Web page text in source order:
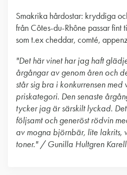
Smakrika hårdostar: kryddiga
från Côtes-du-Rhône passar fint
som t.ex cheddar, comté,
"Det här vinet har jag haft
årgångar av genom åren och
står sig bra i konkurrensen med
priskategori. Den senaste
tycker jag är särskilt lyckad.
följsamt och generöst rödvin
av mogna björnbär, lite
toner." / Gunilla Hultgren Karell